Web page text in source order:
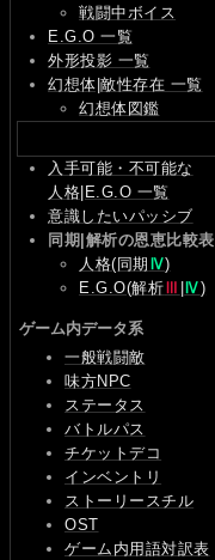
戦闘中ボイス
E.G.O 一覧
外形投影 一覧
幻想体|敵性存在 一覧
幻想体図鑑
入手可能・不可能な
人格|E.G.O 一覧
意識したいパッシブ
同期|解析の恩恵比較表
人格(同期 Ⅳ)
E.G.O(解析 Ⅲ Ⅳ)
ゲーム内データ系
一般戦闘敵
味方NPC
ステータス
バトルパス
チケットデコ
インベントリ
ストーリースチル
OST
ゲーム内用語対訳表